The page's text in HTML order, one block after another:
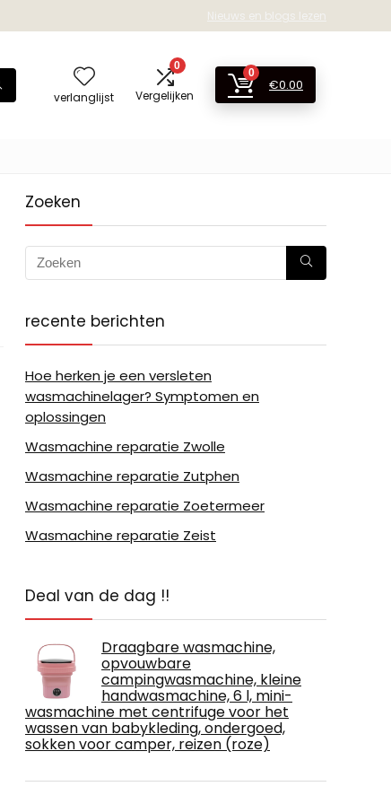
Nieuws en blogs lezen
verlanglijst
0
Vergelijken
0
€0.00
Zoeken
recente berichten
Hoe herken je een versleten
wasmachinelager? Symptomen en
oplossingen
Wasmachine reparatie Zwolle
Wasmachine reparatie Zutphen
Wasmachine reparatie Zoetermeer
Wasmachine reparatie Zeist
Deal van de dag !!
Draagbare wasmachine,
opvouwbare
campingwasmachine, kleine
handwasmachine, 6 l, mini-
wasmachine met centrifuge voor het
wassen van babykleding, ondergoed,
sokken voor camper, reizen (roze)